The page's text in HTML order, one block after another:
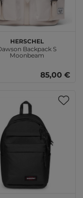
Herschel
Backpack S
Moonbeam
85,00 €